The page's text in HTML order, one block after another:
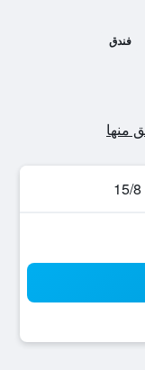
فندق